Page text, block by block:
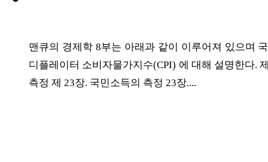
맨큐의 경제학 8부는 아래과 같이 이루어져 있으며
디플레이터 소비자물가지수(CPI) 에 대해 설명한다.
측정 제 23장. 국민소득의 측정 23장....